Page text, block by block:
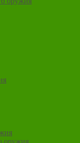
оружия